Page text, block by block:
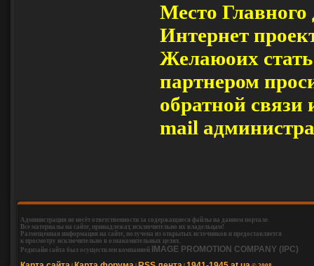
Место Главного
Интернет
Желаюoих
партнером
обратной связи
mail
Администрация не несёт ответственности за содержащиеся файлы на данном портале.
Все материалы на сайте, принадлежат, исключительно их владельцам!
Размещенная информация на сайте, получена из открытых источников и предоставляется
к просмотру исключительно в ознакомительных целях.
Редизайн сайта был осуществлен компанией
IMAGE PROMOTION COMPANY (IPC)